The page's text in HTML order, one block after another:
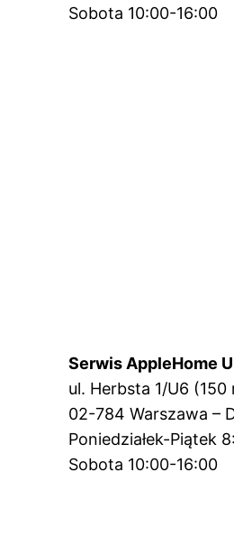
Sobota 10:00-16:00
Serwis AppleHome
ul. Herbsta 1/U6
02-784 Warszawa –
Poniedziałek-Piątek
Sobota 10:00-16:00